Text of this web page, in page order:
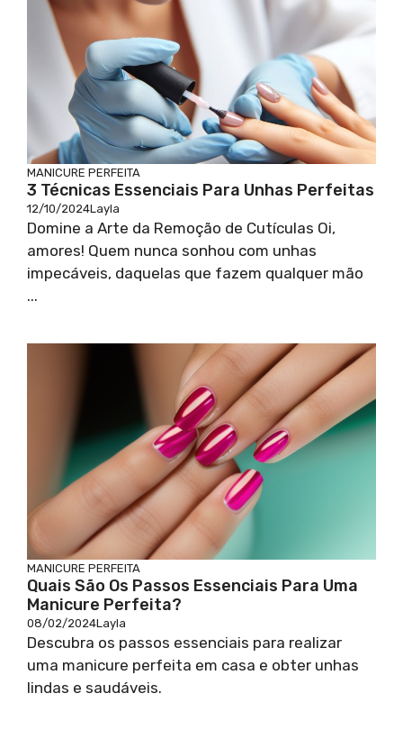
MANICURE PERFEITA
3 Técnicas Essenciais Para Unhas Perfeitas
12/10/2024Layla
Domine a Arte da Remoção de Cutículas Oi,
amores! Quem nunca sonhou com unhas
impecáveis, daquelas que fazem qualquer mão
...
MANICURE PERFEITA
Quais São Os Passos Essenciais Para Uma
Manicure Perfeita?
08/02/2024Layla
Descubra os passos essenciais para realizar
uma manicure perfeita em casa e obter unhas
lindas e saudáveis.